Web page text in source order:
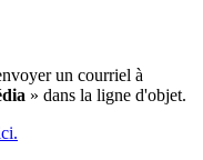
un courriel à
» dans la ligne d'objet.